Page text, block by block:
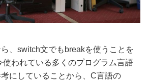
、switch文でもbreakを使うことを
使われている多くのプログラム言語
にしていることから、C言語の